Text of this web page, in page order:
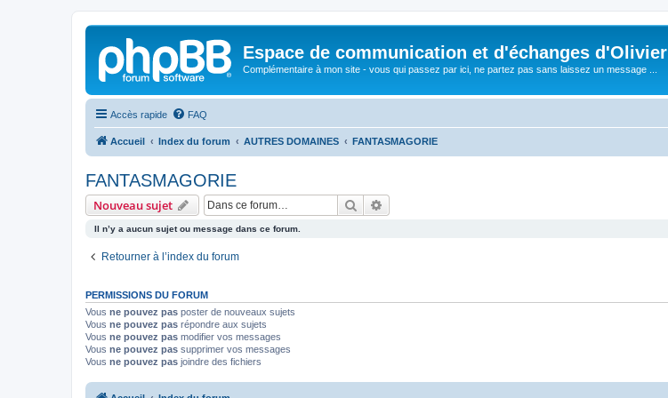
Espace de communication et d'échanges d'Olivier
Complémentaire à mon site - vous qui passez par ici, ne partez pas sans laissez un message ...
Accès rapide FAQ
Accueil Index du forum AUTRES DOMAINES FANTASMAGORIE
FANTASMAGORIE
Nouveau sujet Rechercher
Il n’y a aucun sujet ou message dans ce forum.
Retourner à l’index du forum
PERMISSIONS DU FORUM
Vous ne pouvez pas poster de nouveaux sujets
Vous ne pouvez pas répondre aux sujets
Vous ne pouvez pas modifier vos messages
Vous ne pouvez pas supprimer vos messages
Vous ne pouvez pas joindre des fichiers